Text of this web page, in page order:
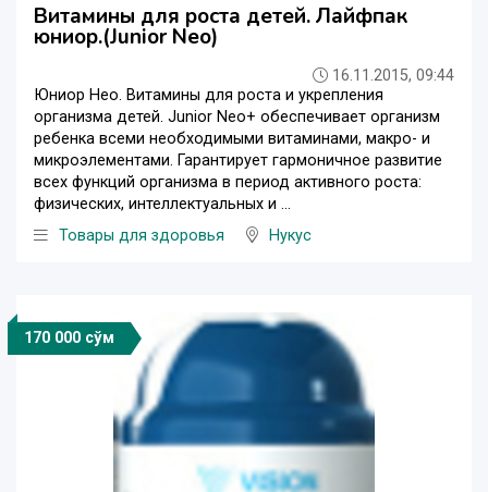
Витамины для роста детей. Лайфпак
юниор.(Junior Neo)
16.11.2015, 09:44
Юниор Нео. Витамины для роста и укрепления
организма детей. Junior Neo+ обеспечивает организм
ребенка всеми необходимыми витаминами, макро- и
микроэлементами. Гарантирует гармоничное развитие
всех функций организма в период активного роста:
физических, интеллектуальных и ...
Товары для здоровья
Нукус
170 000 сўм